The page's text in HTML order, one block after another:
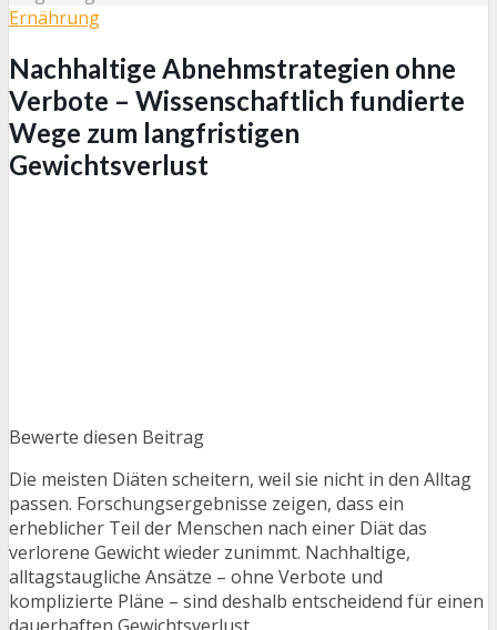
Ernährung
Nachhaltige Abnehmstrategien ohne
Verbote – Wissenschaftlich fundierte
Wege zum langfristigen
Gewichtsverlust
Bewerte diesen Beitrag
Die meisten Diäten scheitern, weil sie nicht in den Alltag
passen. Forschungsergebnisse zeigen, dass ein
erheblicher Teil der Menschen nach einer Diät das
verlorene Gewicht wieder zunimmt. Nachhaltige,
alltagstaugliche Ansätze – ohne Verbote und
komplizierte Pläne – sind deshalb entscheidend für einen